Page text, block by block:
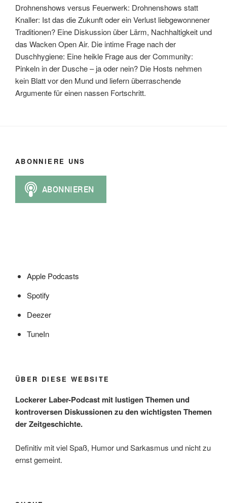
Drohnenshows versus Feuerwerk: Drohnenshows statt
Knaller: Ist das die Zukunft oder ein Verlust liebgewonnener
Traditionen? Eine Diskussion über Lärm, Nachhaltigkeit und
das Wacken Open Air. Die intime Frage nach der
Duschhygiene: Eine heikle Frage aus der Community:
Pinkeln in der Dusche – ja oder nein? Die Hosts nehmen
kein Blatt vor den Mund und liefern überraschende
Argumente für einen nassen Fortschritt.
ABONNIERE UNS
Apple Podcasts
Spotify
Deezer
TuneIn
ÜBER DIESE WEBSITE
Lockerer Laber-Podcast mit lustigen Themen und
kontroversen Diskussionen zu den wichtigsten Themen
der Zeitgeschichte.
Definitiv mit viel Spaß, Humor und Sarkasmus und nicht zu
ernst gemeint.